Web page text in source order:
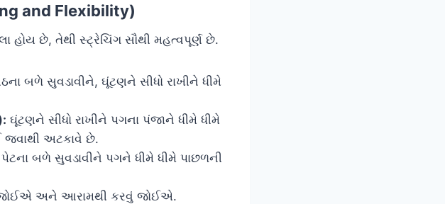
and Flexibility)
હોય છે, તેથી સ્ટ્રેચિંગ સૌથી મહત્વપૂર્ણ છે.
બળે સુવડાવીને, ઘૂંટણને સીધો રાખીને ધીમે
ઘૂંટણને સીધો રાખીને પગના પંજાને ધીમે ધીમે
અટકાવે છે.
બળે સુવડાવીને પગને ધીમે ધીમે પાછળની
જોઈએ અને આરામથી કરવું જોઈએ.